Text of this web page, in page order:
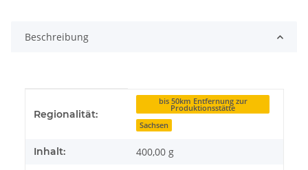
Beschreibung
Regionalität:
bis 50km Entfernung zur
Produktionsstätte
Sachsen
Inhalt: 400,00 g